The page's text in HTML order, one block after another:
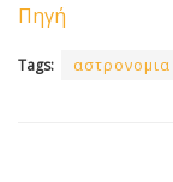
Πηγή
Tags: αστρονομια